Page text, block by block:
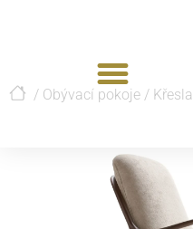
/ Obývací pokoje / Křesla